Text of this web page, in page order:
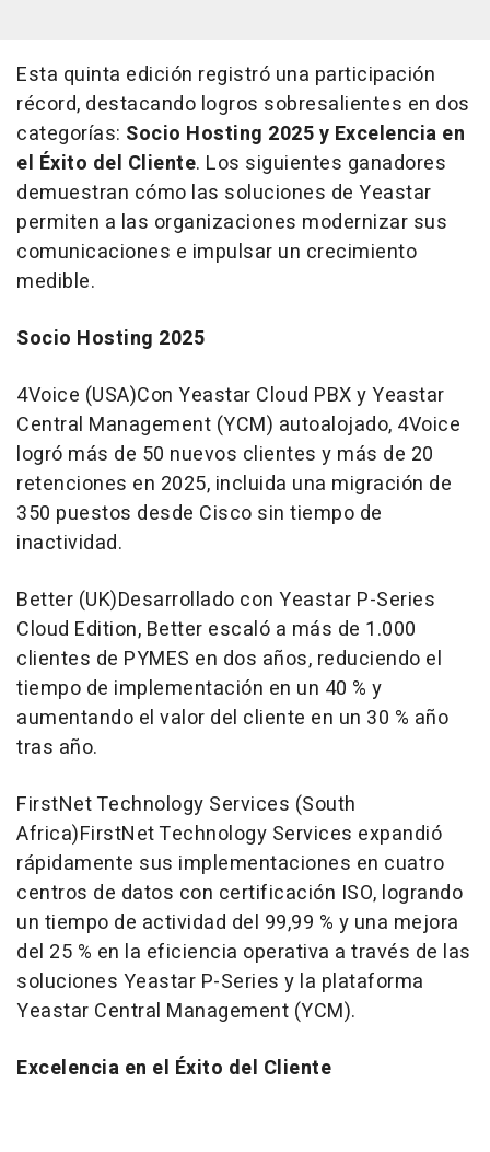
Esta quinta edición registró una participación
récord, destacando logros sobresalientes en dos
categorías: Socio Hosting 2025 y Excelencia en
el Éxito del Cliente. Los siguientes ganadores
demuestran cómo las soluciones de Yeastar
permiten a las organizaciones modernizar sus
comunicaciones e impulsar un crecimiento
medible.
Socio Hosting 2025
4Voice (USA)Con Yeastar Cloud PBX y Yeastar
Central Management (YCM) autoalojado, 4Voice
logró más de 50 nuevos clientes y más de 20
retenciones en 2025, incluida una migración de
350 puestos desde Cisco sin tiempo de
inactividad.
Better (UK)Desarrollado con Yeastar P-Series
Cloud Edition, Better escaló a más de 1.000
clientes de PYMES en dos años, reduciendo el
tiempo de implementación en un 40 % y
aumentando el valor del cliente en un 30 % año
tras año.
FirstNet Technology Services (South
Africa)FirstNet Technology Services expandió
rápidamente sus implementaciones en cuatro
centros de datos con certificación ISO, logrando
un tiempo de actividad del 99,99 % y una mejora
del 25 % en la eficiencia operativa a través de las
soluciones Yeastar P-Series y la plataforma
Yeastar Central Management (YCM).
Excelencia en el Éxito del Cliente